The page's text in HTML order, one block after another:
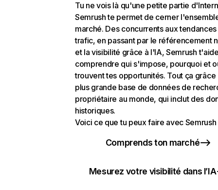
Tu ne vois là qu'une petite partie
Semrush te permet de cerner
marché. Des concurrents aux
trafic, en passant par le référencement
et la visibilité grâce à l'IA, Semrush
comprendre qui s'impose, pourquoi et
trouvent tes opportunités. Tout ça grâce
plus grande base de données de
propriétaire au monde, qui inclut des
historiques.
Voici ce que tu peux faire avec Semrush
Comprends ton marché
Mesurez votre visibilité dans l’IA